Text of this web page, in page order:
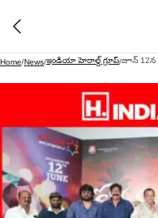
Home/News/ఇండియా హెరాల్డ్ గ్రూప్/జూన్ 12న